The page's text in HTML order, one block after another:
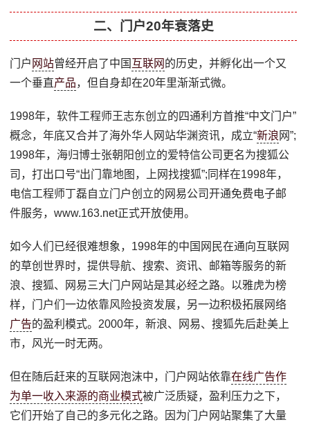
二、门户20年衰落史
门户 网站曾经开启了中国 互联网 的历史，并孵化出一个又
一个垂直产品，但自身却在20年里渐渐式微。
1998年，软件工程师王志东创立的四通利方首推“中文门户”
概念，年底又合并了海外华人网站华渊资讯，成立“新浪 网”;
1998年，海归博士张朝阳创立的爱特信公司更名为搜狐公
司，打出口号“出门靠地图，上网找搜狐”;同样在1998年，
电信工程师丁磊自立门户创立的网易公司开通免费电子邮
件服务，www.163.net正式开放使用。
如今人们已经很难想象，1998年的中国网民在通向互联网
的草创世界时，提供导航、搜索、资讯、邮箱等服务的新
浪、搜狐、网易三大门户网站是其必经之路。以雅虎为榜
样，门户们一边依靠风险投资发展，另一边积极拓展网络
广告的盈利模式。2000年，新浪、网易、搜狐先后赴美上
市，风光一时无两。
但在随后赶来的互联网泡沫中，门户网站依靠在线广告作
为单一收入来源的商业模式被广泛质疑，盈利压力之下，
它们开始了自己的多元化之路。因为门户网站聚集了大量